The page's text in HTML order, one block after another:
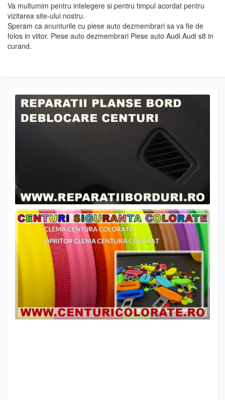
Va multumim pentru intelegere si pentru timpul acordat pentru
vizitarea site-ului nostru.
Speram ca anunturile cu piese auto dezmembrari sa va fie de
folos in viitor. Piese auto dezmembrari Piese auto Audi Audi s8 in
curand.